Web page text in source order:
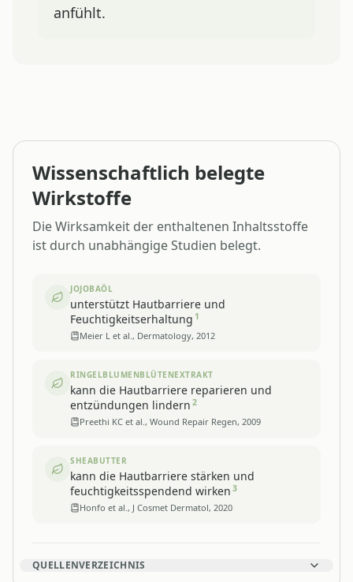
anfühlt.
Wissenschaftlich belegte
Wirkstoffe
Die Wirksamkeit der enthaltenen Inhaltsstoffe
ist durch unabhängige Studien belegt.
JOJOBAÖL
unterstützt Hautbarriere und
Feuchtigkeitserhaltung 1
Meier L et al., Dermatology, 2012
RINGELBLUMENBLÜTENEXTRAKT
kann die Hautbarriere reparieren und
entzündungen lindern 2
Preethi KC et al., Wound Repair Regen, 2009
SHEABUTTER
kann die Hautbarriere stärken und
feuchtigkeitsspendend wirken 3
Honfo et al., J Cosmet Dermatol, 2020
QUELLENVERZEICHNIS